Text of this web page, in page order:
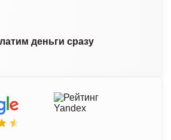
деньги сразу